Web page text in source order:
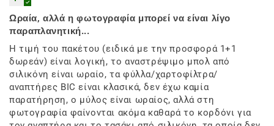
Ωραία, αλλά η φωτογραφία μπορεί να είναι λίγο
παραπλανητική...
Η τιμή του πακέτου (ειδικά με την προσφορά 1+1
δωρεάν) είναι λογική, το αναστρέψιμο μπολ από
σιλικόνη είναι ωραίο, τα φύλλα/χαρτοφίλτρα/
αναπτήρες BIC είναι κλασικά, δεν έχω καμία
παρατήρηση, ο μύλος είναι ωραίος, αλλά στη
φωτογραφία φαίνονται ακόμα καθαρά το κορδόνι για